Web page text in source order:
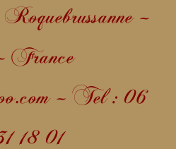
–
France
– Tel : 06
18 01